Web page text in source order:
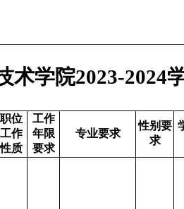
术学院2023-2024
职位
工作
性质
工作
年限
要求
专业要求
性别要
求